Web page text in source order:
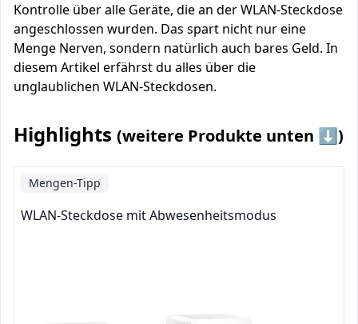
Kontrolle über alle Geräte, die an der WLAN-Steckdose
angeschlossen wurden. Das spart nicht nur eine
Menge Nerven, sondern natürlich auch bares Geld. In
diesem Artikel erfährst du alles über die
unglaublichen WLAN-Steckdosen.
Highlights (weitere Produkte unten ⬇️)
Mengen-Tipp
WLAN-Steckdose mit Abwesenheitsmodus